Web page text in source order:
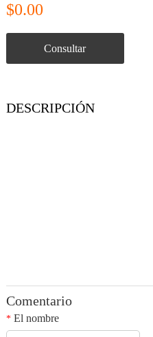
$0.00
Consultar
DESCRIPCIÓN
Comentario
*El nombre